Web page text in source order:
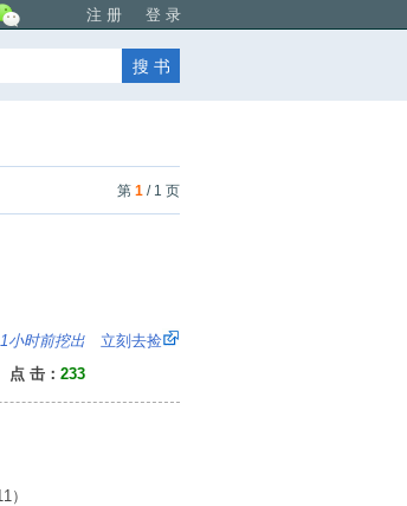
注 册 登 录
第 1 / 1 页
1小时前挖出 立刻去捡
点 击： 233
）